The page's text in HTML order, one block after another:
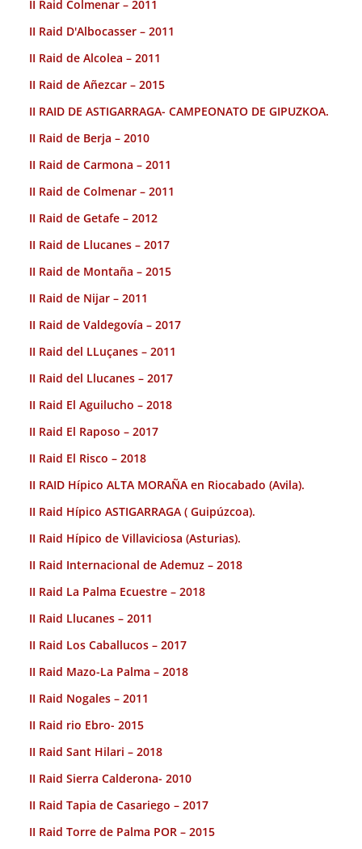
II Raid Colmenar – 2011
II Raid D'Albocasser – 2011
II Raid de Alcolea – 2011
II Raid de Añezcar – 2015
II RAID DE ASTIGARRAGA- CAMPEONATO DE GIPUZKOA.
II Raid de Berja – 2010
II Raid de Carmona – 2011
II Raid de Colmenar – 2011
II Raid de Getafe – 2012
II Raid de Llucanes – 2017
II Raid de Montaña – 2015
II Raid de Nijar – 2011
II Raid de Valdegovía – 2017
II Raid del LLuçanes – 2011
II Raid del Llucanes – 2017
II Raid El Aguilucho – 2018
II Raid El Raposo – 2017
II Raid El Risco – 2018
II RAID Hípico ALTA MORAÑA en Riocabado (Avila).
II Raid Hípico ASTIGARRAGA ( Guipúzcoa).
II Raid Hípico de Villaviciosa (Asturias).
II Raid Internacional de Ademuz – 2018
II Raid La Palma Ecuestre – 2018
II Raid Llucanes – 2011
II Raid Los Caballucos – 2017
II Raid Mazo-La Palma – 2018
II Raid Nogales – 2011
II Raid rio Ebro- 2015
II Raid Sant Hilari – 2018
II Raid Sierra Calderona- 2010
II Raid Tapia de Casariego – 2017
II Raid Torre de Palma POR – 2015